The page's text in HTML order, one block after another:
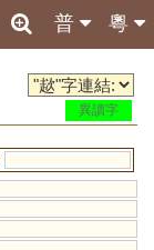
粵
普
異讀字